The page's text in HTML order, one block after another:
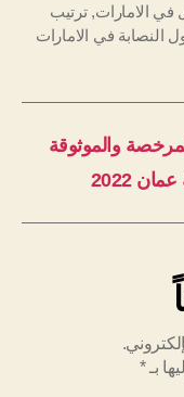
الامارات,ترتيب
النصابة في الامارات
والموثوقة
2022
بـ*